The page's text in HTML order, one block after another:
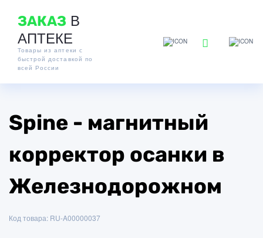
ЗАКАЗ В
АПТЕКЕ
Товары из аптеки с
быстрой доставкой по
всей России
Spine - магнитный
корректор осанки в
Железнодорожном
Код товара: RU-A00000037